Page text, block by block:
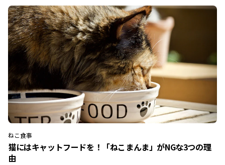
ねこ食事
猫にはキャットフードを！「ねこまんま」がNGな3つの理
由